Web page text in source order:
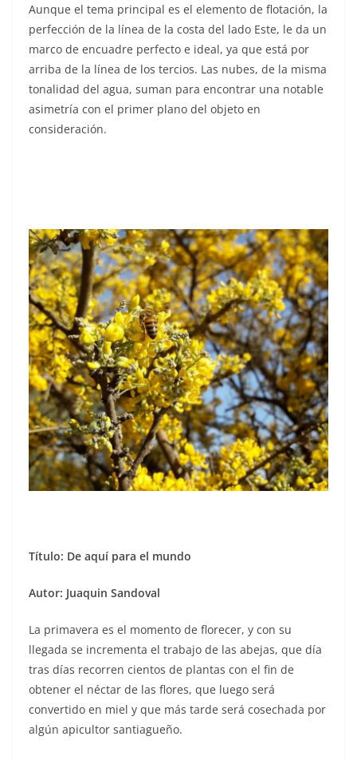
Aunque el tema principal es el elemento de flotación, la
perfección de la línea de la costa del lado Este, le da un
marco de encuadre perfecto e ideal, ya que está por
arriba de la línea de los tercios. Las nubes, de la misma
tonalidad del agua, suman para encontrar una notable
asimetría con el primer plano del objeto en
consideración.
Título: De aquí para el mundo
Autor: Juaquin Sandoval
La primavera es el momento de florecer, y con su
llegada se incrementa el trabajo de las abejas, que día
tras días recorren cientos de plantas con el fin de
obtener el néctar de las flores, que luego será
convertido en miel y que más tarde será cosechada por
algún apicultor santiagueño.